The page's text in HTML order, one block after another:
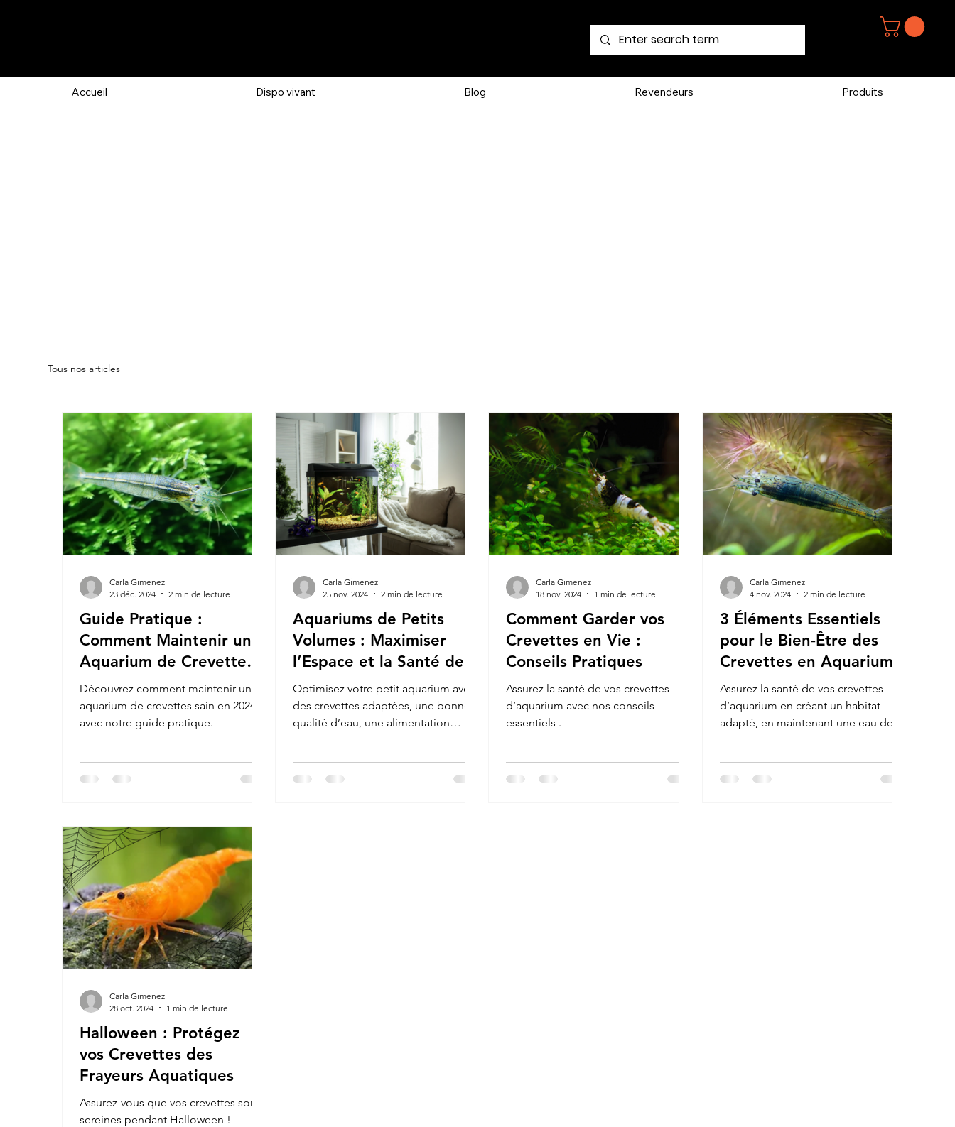
Accueil Dispo vivant Blog Revendeurs Produits
Tous nos articles
Guide Pratique :
Comment Maintenir un
Aquarium de Crevettes
Sain en 2025
Découvrez comment maintenir un
aquarium de crevettes sain en 2024
avec notre guide pratique.
Carla Gimenez
23 déc. 2024
2 min de lecture
Aquariums de Petits
Volumes : Maximiser
l’Espace et la Santé des
Crevettes
Optimisez votre petit aquarium avec
des crevettes adaptées, une bonne
qualité d’eau, une alimentation
Carla Gimenez
25 nov. 2024
2 min de lecture
Comment Garder vos
Crevettes en Vie :
Conseils Pratiques
Assurez la santé de vos crevettes
d’aquarium avec nos conseils
essentiels .
Carla Gimenez
18 nov. 2024
1 min de lecture
3 Éléments Essentiels
pour le Bien-Être des
Crevettes en Aquarium
Assurez la santé de vos crevettes
d’aquarium en créant un habitat
adapté, en maintenant une eau de
Carla Gimenez
4 nov. 2024
2 min de lecture
Halloween : Protégez
vos Crevettes des
Frayeurs Aquatiques
Assurez-vous que vos crevettes sont
sereines pendant Halloween !
Carla Gimenez
28 oct. 2024
1 min de lecture